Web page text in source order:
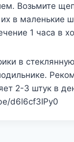
Возьмите
в маленькие
1 часа в
в
2-3 штук в
d6l6cf3IPy0